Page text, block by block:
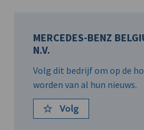
MERCEDES-BENZ
N.V.
Volg dit bedrijf om op de
worden van al hun nieuws.
Volg